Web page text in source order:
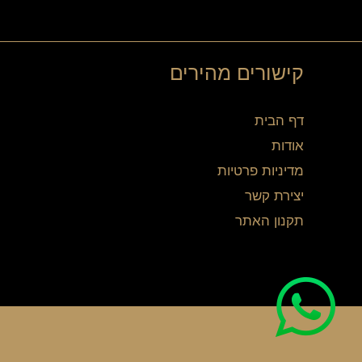
קישורים מהירים
דף הבית
אודות
מדיניות פרטיות
יצירת קשר
תקנון האתר